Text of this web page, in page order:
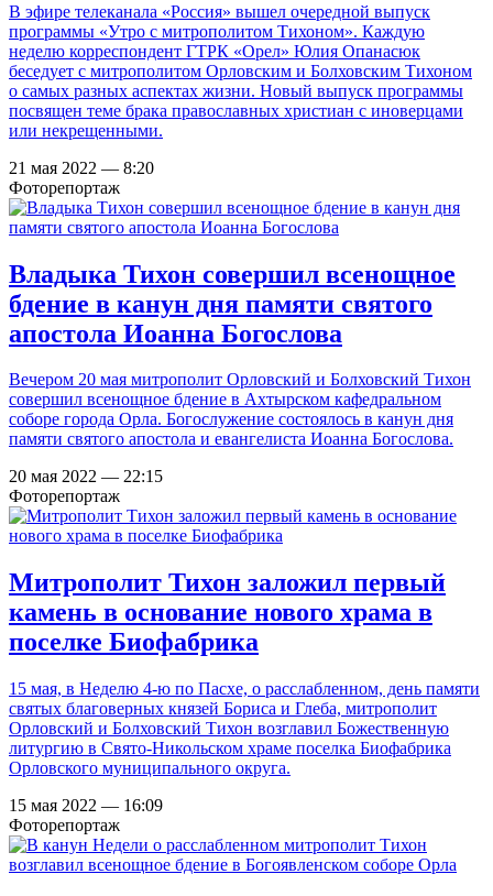
В эфире телеканала «Россия» вышел очередной выпуск
программы «Утро с митрополитом Тихоном». Каждую
неделю корреспондент ГТРК «Орел» Юлия Опанасюк
беседует с митрополитом Орловским и Болховским Тихоном
о самых разных аспектах жизни. Новый выпуск программы
посвящен теме брака православных христиан с иноверцами
или некрещенными.
21 мая 2022 — 8:20
Фоторепортаж
Владыка Тихон совершил всенощное
бдение в канун дня памяти святого
апостола Иоанна Богослова
Вечером 20 мая митрополит Орловский и Болховский Тихон
совершил всенощное бдение в Ахтырском кафедральном
соборе города Орла. Богослужение состоялось в канун дня
памяти святого апостола и евангелиста Иоанна Богослова.
20 мая 2022 — 22:15
Фоторепортаж
Митрополит Тихон заложил первый
камень в основание нового храма в
поселке Биофабрика
15 мая, в Неделю 4-ю по Пасхе, о расслабленном, день памяти
святых благоверных князей Бориса и Глеба, митрополит
Орловский и Болховский Тихон возглавил Божественную
литургию в Свято-Никольском храме поселка Биофабрика
Орловского муниципального округа.
15 мая 2022 — 16:09
Фоторепортаж